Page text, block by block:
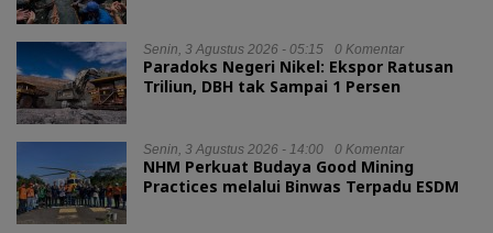
Senin, 3 Agustus 2026 - 05:15 0 Komentar
Paradoks Negeri Nikel: Ekspor Ratusan
Triliun, DBH tak Sampai 1 Persen
Senin, 3 Agustus 2026 - 14:00 0 Komentar
NHM Perkuat Budaya Good Mining
Practices melalui Binwas Terpadu ESDM